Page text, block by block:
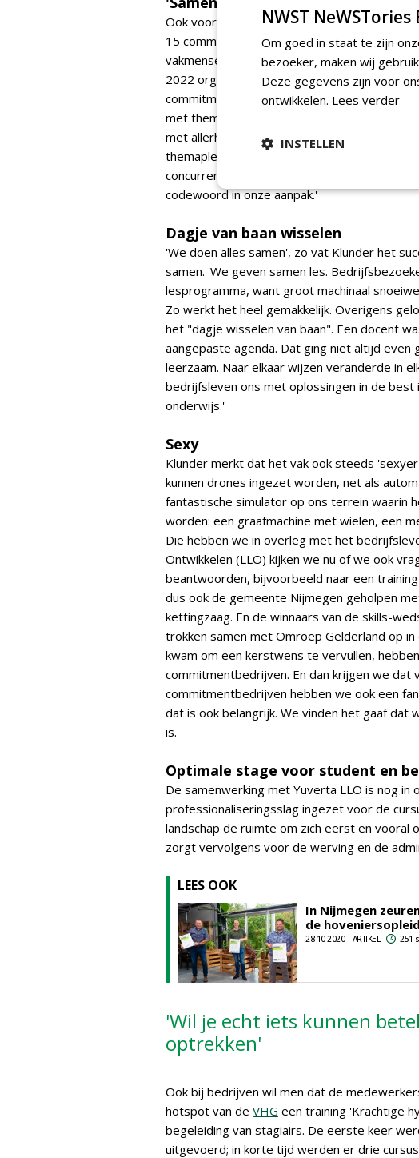
Ook voor de voorlichting en werving werkt
15 commitmentbedrijven. Bedrijfsbeurzen
vakmensen, die de potentiële studenten
2022 organiseerde de hotspot een beurs
commitmentbedrijven. Klunder: 'Je wilt ook
met thema's als financiën, slimme tuinen en
met allerhande bezoekers: bedrijven,
themapleinen waren samen met de
concurrenten samen inhoudelijke
codewoord in onze aanpak.'
Dagje van baan wisselen
'We doen alles samen', zo vat Klunder het
samen. 'We geven samen les.
lesprogramma, want groot machinaal
Zo werkt het heel gemakkelijk. Overigens
het "dagje wisselen van baan". Een docent
aangepaste agenda. Dat ging niet altijd even
leerzaam. Naar elkaar wijzen veranderde in
bedrijfsleven ons met oplossingen in de
onderwijs.'
Sexy
Klunder merkt dat het vak ook steeds
kunnen drones ingezet worden, net als
fantastische simulator op ons terrein waarin
worden: een graafmachine met wielen, een
Die hebben we in overleg met het
Ontwikkelen (LLO) kijken we nu of we ook
beantwoorden, bijvoorbeeld naar een
dus ook de gemeente Nijmegen geholpen
kettingzaag. En de winnaars van de skills-
trokken samen met Omroep Gelderland op
kwam om een kerstwens te vervullen,
commitmentbedrijven. En dan krijgen we dat
commitmentbedrijven hebben we ook een
dat is ook belangrijk. We vinden het gaaf dat
is.'
Optimale stage voor student en
De samenwerking met Yuverta LLO is nog in
professionaliseringsslag ingezet voor de
landschap de ruimte om zich eerst en vooral
zorgt vervolgens voor de werving en de
LEES OOK
In Nijmegen
de
28-10-2020 | ARTIKEL 251
'Wil je echt iets kunnen
optrekken'
Ook bij bedrijven wil men dat de
hotspot van de VHG een training 'Krachtige
begeleiding van stagiairs. De eerste keer
uitgevoerd; in korte tijd werden er drie
NWST NeWSTories
Om goed in staat te zijn
bezoeker, maken wij
Deze gegevens zijn voor
ontwikkelen. Lees verder
INSTELLEN